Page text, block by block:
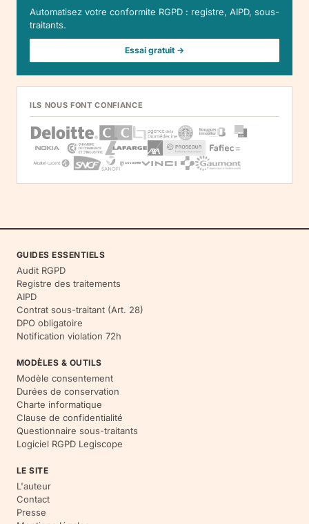
Automatisez votre conformite RGPD : registre, AIPD, sous-
traitants.
Essai gratuit →
ILS NOUS FONT CONFIANCE
GUIDES ESSENTIELS
Audit RGPD
Registre des traitements
AIPD
Contrat sous-traitant (Art. 28)
DPO obligatoire
Notification violation 72h
MODÈLES & OUTILS
Modèle consentement
Durées de conservation
Charte informatique
Clause de confidentialité
Questionnaire sous-traitants
Logiciel RGPD Legiscope
LE SITE
L'auteur
Contact
Presse